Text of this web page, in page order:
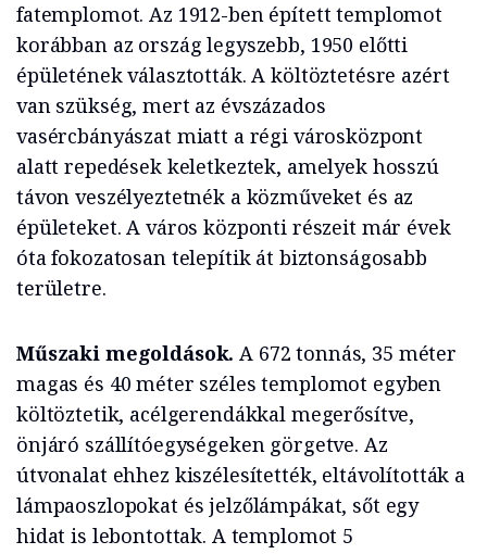
fatemplomot. Az 1912-ben épített templomot
korábban az ország legyszebb, 1950 előtti
épületének választották. A költöztetésre azért
van szükség, mert az évszázados
vasércbányászat miatt a régi városközpont
alatt repedések keletkeztek, amelyek hosszú
távon veszélyeztetnék a közműveket és az
épületeket. A város központi részeit már évek
óta fokozatosan telepítik át biztonságosabb
területre.
Műszaki megoldások.A 672 tonnás, 35 méter
magas és 40 méter széles templomot egyben
költöztetik, acélgerendákkal megerősítve,
önjáró szállítóegységeken görgetve. Az
útvonalat ehhez kiszélesítették, eltávolították a
lámpaoszlopokat és jelzőlámpákat, sőt egy
hidat is lebontottak. A templomot 5